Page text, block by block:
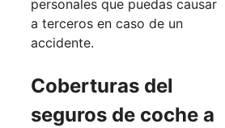
personales que puedas causar
a terceros en caso de un
accidente.
Coberturas del
seguros de coche a